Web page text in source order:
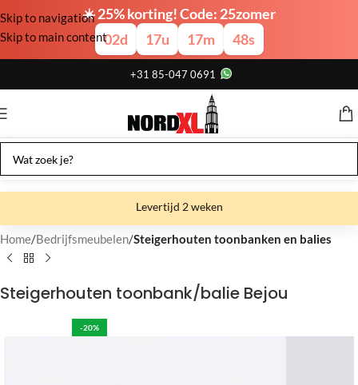
☀️ 25% korting! Code: 25zomer
02d 17u 17m 47s
Skip to navigation
Skip to main content
+31 85-047 0691
Levertijd 2 weken
Gratis verzending
Showroom bij fabriek
Home Bedrijfsmeubelen Steigerhouten toonbanken en balies
Steigerhouten toonbank/balie Bejou
-20%